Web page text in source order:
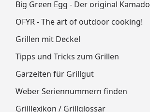
Big Green Egg - Der original Kamado
OFYR - The art of outdoor cooking!
Grillen mit Deckel
Tipps und Tricks zum Grillen
Garzeiten für Grillgut
Weber Seriennummern finden
Grilllexikon / Grillglossar